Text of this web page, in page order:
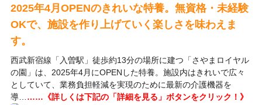
2025年4月OPENのきれいな特養。無資格・未経験
OKで、施設を作り上げていく楽しさを味わえま
す。
西武新宿線「入曽駅」徒歩約13分の場所に建つ「さやまロイヤル
の園」は、2025年4月にOPENした特養。施設内はきれいで広々
としていて、業務負担軽減を実現のために最新の介護機器を
導… ……《詳しくは下記の「詳細を見る」ボタンをクリック！》